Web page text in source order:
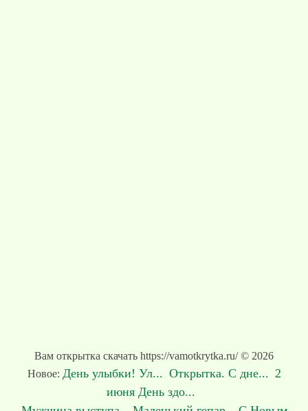
Вам открытка скачать https://vamotkrytka.ru/ © 2026
Новое: День улыбки! Ул... Открытка. С дне... 2
июня День здо...